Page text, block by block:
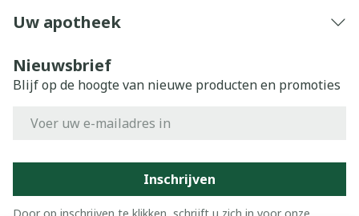
Uw apotheek
Nieuwsbrief
Blijf op de hoogte van nieuwe producten en promoties
Inschrijven